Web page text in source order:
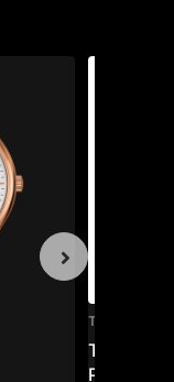
Tissot
Tissot